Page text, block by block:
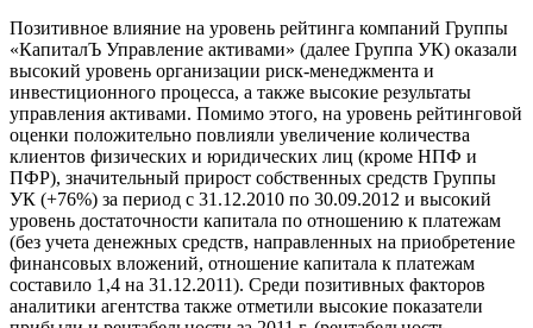
Позитивное влияние на уровень рейтинга компаний Группы
«КапиталЪ Управление активами» (далее Группа УК) оказали
высокий уровень организации риск-менеджмента и
инвестиционного процесса, а также высокие результаты
управления активами. Помимо этого, на уровень рейтинговой
оценки положительно повлияли увеличение количества
клиентов физических и юридических лиц (кроме НПФ и
ПФР), значительный прирост собственных средств Группы
УК (+76%) за период с 31.12.2010 по 30.09.2012 и высокий
уровень достаточности капитала по отношению к платежам
(без учета денежных средств, направленных на приобретение
финансовых вложений, отношение капитала к платежам
составило 1,4 на 31.12.2011). Среди позитивных факторов
аналитики агентства также отметили высокие показатели